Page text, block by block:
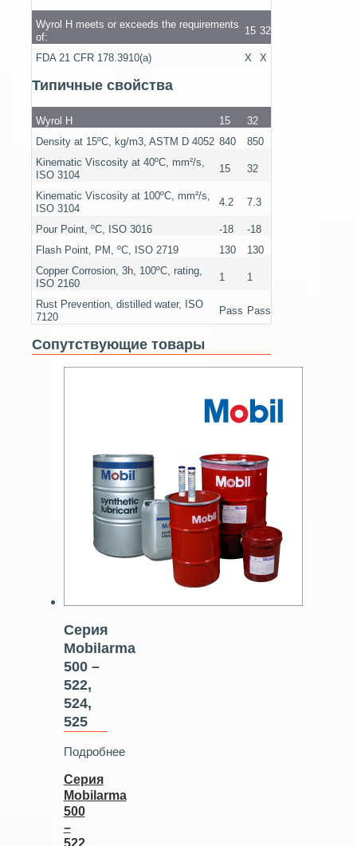
Wyrol H meets or exceeds the requirements
of:
15 32
FDA 21 CFR 178.3910(a) X X
Типичные свойства
Wyrol H 15
32
Density at 15ºC, kg/m3, ASTM D 4052 840
850
Kinematic Viscosity at 40ºC, mm²/s,
ISO 3104
15 32
Kinematic Viscosity at 100ºC, mm²/s,
ISO 3104
4.2 7.3
Pour Point, ºC, ISO 3016 -18
-18
Flash Point, PM, ºC, ISO 2719
130
130
Copper Corrosion, 3h, 100ºC, rating,
ISO 2160
1 1
Rust Prevention, distilled water, ISO
7120
Pass Pass
Сопутствующие товары
Серия
Mobilarma
500 –
522,
524,
525
Подробнее
Серия
Mobilarma
500
–
522,